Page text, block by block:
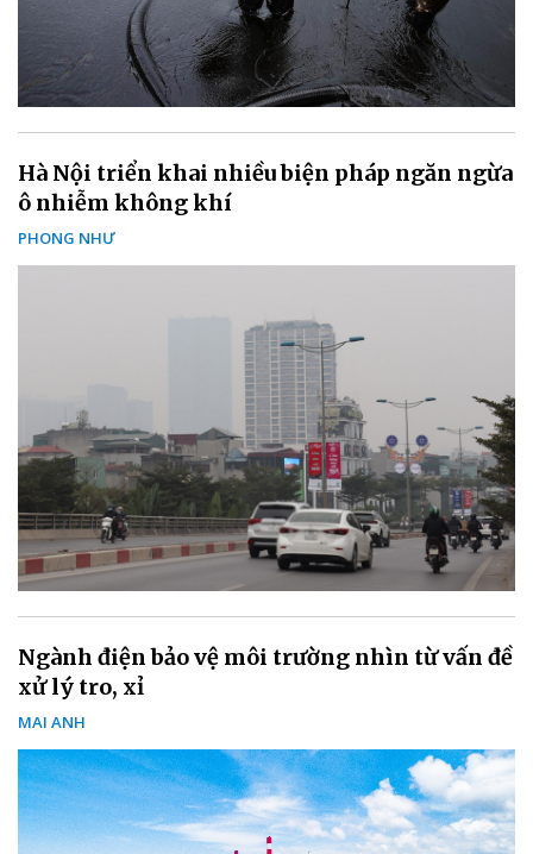
Hà Nội triển khai nhiều biện pháp ngăn ngừa
ô nhiễm không khí
PHONG NHƯ
Ngành điện bảo vệ môi trường nhìn từ vấn đề
xử lý tro, xỉ
MAI ANH